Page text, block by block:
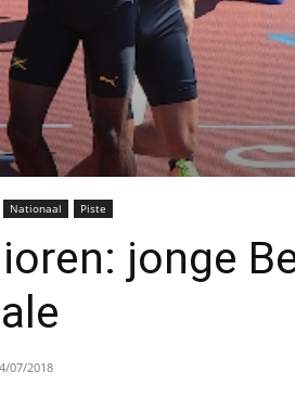
Nationaal Piste
jonge
07/2018